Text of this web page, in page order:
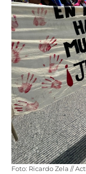
Foto: Ricardo Zela //